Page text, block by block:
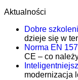
Aktualności
Dobre
dzieje się w
Norma EN
CE – co
modernizacja